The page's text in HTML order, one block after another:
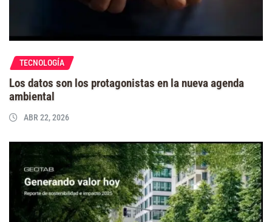
TECNOLOGÍA
Los datos son los protagonistas en la nueva agenda
ambiental
ABR 22, 2026